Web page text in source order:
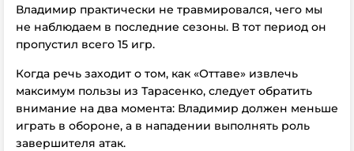
Владимир практически не травмировался, чего мы
не наблюдаем в последние сезоны. В тот период он
пропустил всего 15 игр.
Когда речь заходит о том, как «Оттаве» извлечь
максимум пользы из Тарасенко, следует обратить
внимание на два момента: Владимир должен меньше
играть в обороне, а в нападении выполнять роль
завершителя атак.